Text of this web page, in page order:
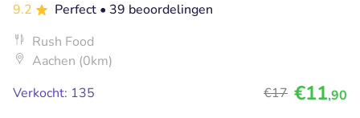
9.2
Perfect • 39 beoordelingen
Rush Food
Aachen (0km)
Verkocht: 135
€17 €11,90